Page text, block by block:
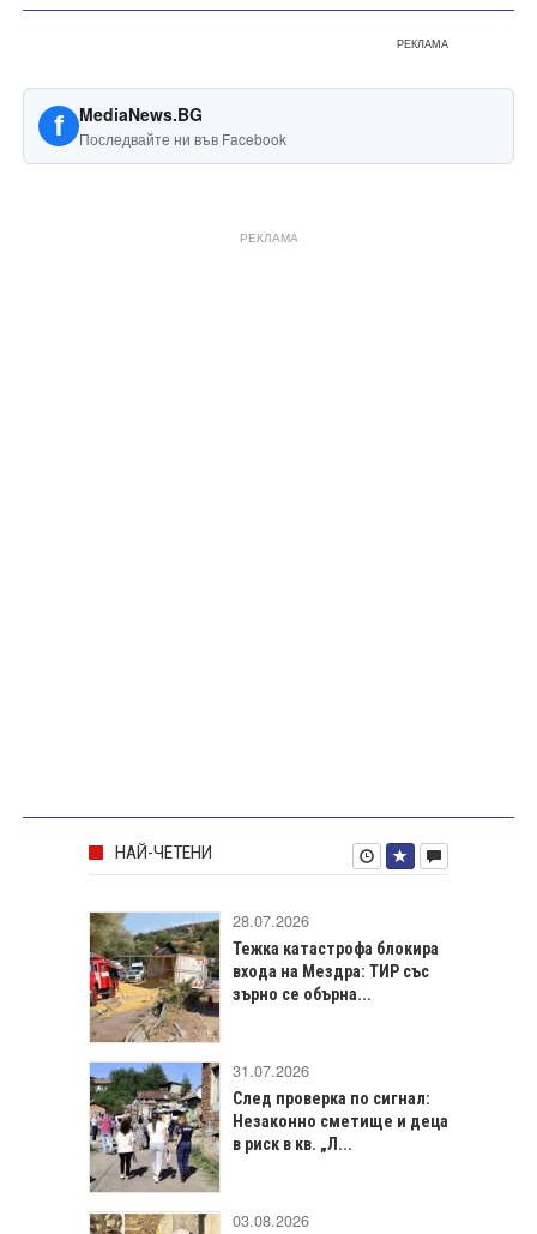
РЕКЛАМА
f MediaNews.BG
Последвайте ни във Facebook
РЕКЛАМА
НАЙ-ЧЕТЕНИ
28.07.2026
Тежка катастрофа блокира
входа на Мездра: ТИР със
зърно се обърна...
31.07.2026
След проверка по сигнал:
Незаконно сметище и деца
в риск в кв. „Л...
03.08.2026